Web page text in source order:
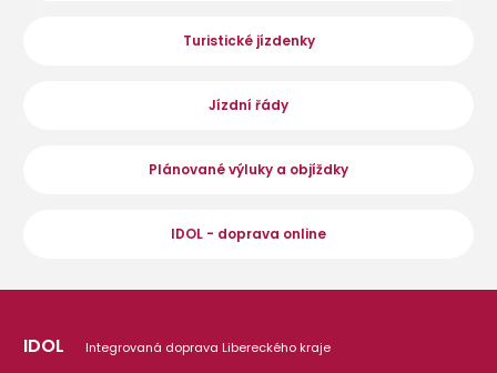
Turistické jízdenky
Jízdní řády
Plánované výluky a objíždky
IDOL - doprava online
IDOL Integrovaná doprava Libereckého kraje